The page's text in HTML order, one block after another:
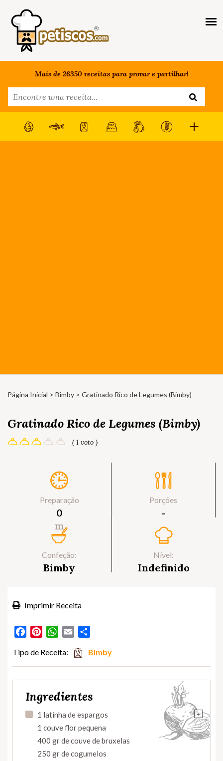
Mais de 26350 receitas para provar e partilhar!
Página Inicial > Bimby > Gratinado Rico de Legumes (Bimby)
Gratinado Rico de Legumes (Bimby)
( 1 voto )
Preparação
0
m
Porções
‐
Confeção:
Bimby
Nível:
Indefinido
Imprimir Receita
FacebookPinterestWhatsApp
Email
Tipo de Receita: Bimby
Ingredientes
+
1 latinha de espargos
1 couve flor pequena
400 gr de couve de bruxelas
250 gr de cogumelos